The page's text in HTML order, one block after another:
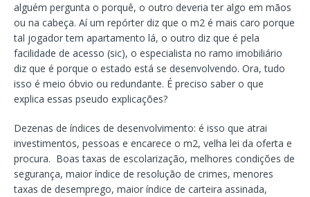
alguém pergunta o porquê, o outro deveria ter algo em mãos
ou na cabeça. Aí um repórter diz que o m2 é mais caro porque
tal jogador tem apartamento lá, o outro diz que é pela
facilidade de acesso (sic), o especialista no ramo imobiliário
diz que é porque o estado está se desenvolvendo. Ora, tudo
isso é meio óbvio ou redundante. É preciso saber o que
explica essas pseudo explicações?
Dezenas de índices de desenvolvimento: é isso que atrai
investimentos, pessoas e encarece o m2, velha lei da oferta e
procura. Boas taxas de escolarização, melhores condições de
segurança, maior índice de resolução de crimes, menores
taxas de desemprego, maior índice de carteira assinada,